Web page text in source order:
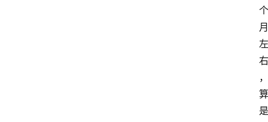
个
月
左
右
，
算
是